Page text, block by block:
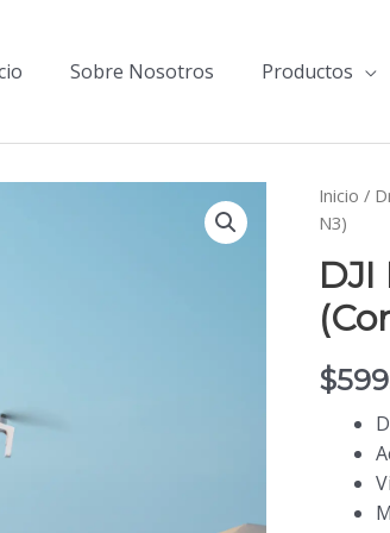
Sobre Nosotros Productos
Inicio /
N3)
DJI
$